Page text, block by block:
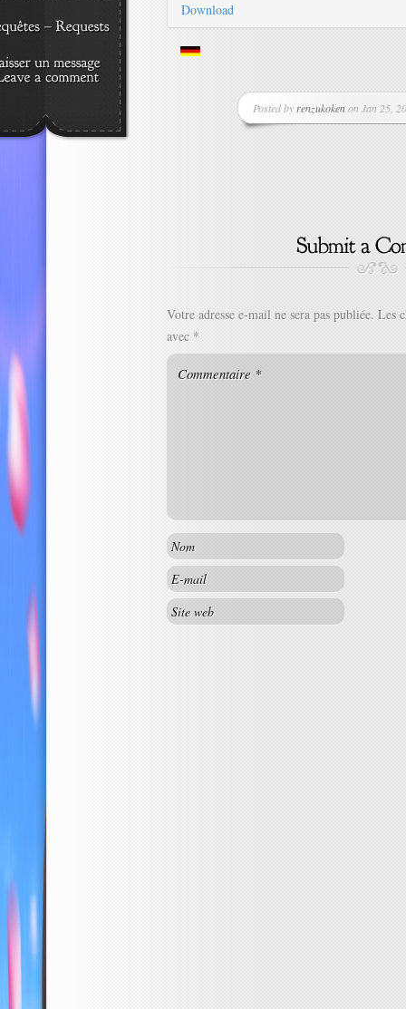
Download
Posted by renzukokenon Jan 25,
Votre adresse e-mail ne sera pas publiée. Les
avec *